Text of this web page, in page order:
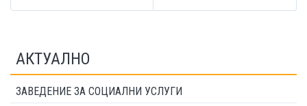
АКТУАЛНО
ЗАВЕДЕНИЕ ЗА СОЦИАЛНИ УСЛУГИ